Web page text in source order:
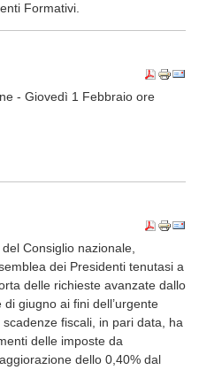
Formativi.
- Giovedì 1 Febbraio ore
Consiglio nazionale,
dei Presidenti tenutasi a
delle richieste avanzate dallo
giugno ai fini dell’urgente
fiscali, in pari data, ha
delle imposte da
dello 0,40% dal